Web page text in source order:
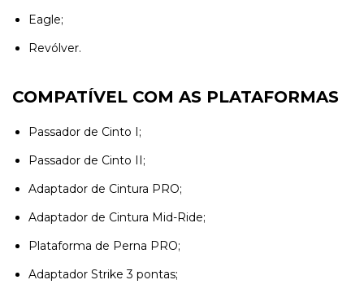
Eagle;
Revólver.
COMPATÍVEL COM AS PLATAFORMAS
Passador de Cinto I;
Passador de Cinto II;
Adaptador de Cintura PRO;
Adaptador de Cintura Mid-Ride;
Plataforma de Perna PRO;
Adaptador Strike 3 pontas;